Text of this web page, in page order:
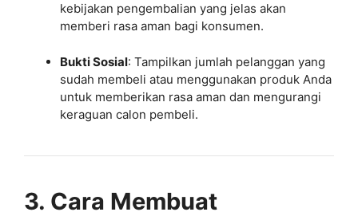
kebijakan pengembalian yang jelas akan
memberi rasa aman bagi konsumen.
Bukti Sosial: Tampilkan jumlah pelanggan yang
sudah membeli atau menggunakan produk Anda
untuk memberikan rasa aman dan mengurangi
keraguan calon pembeli.
3. Cara Membuat